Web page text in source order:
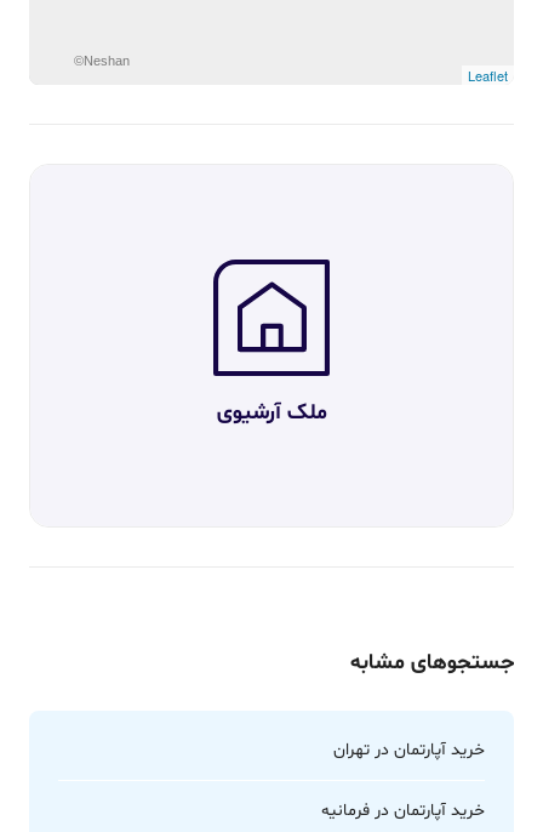
Leaflet
©Neshan
ملک آرشیوی
جستجوهای مشابه
خرید آپارتمان در تهران
خرید آپارتمان در فرمانیه